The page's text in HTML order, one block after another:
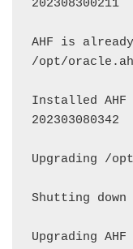
202308300211
AHF is
/opt/
Installed
202303080342
Upgrading /
Shutting down
Upgrading